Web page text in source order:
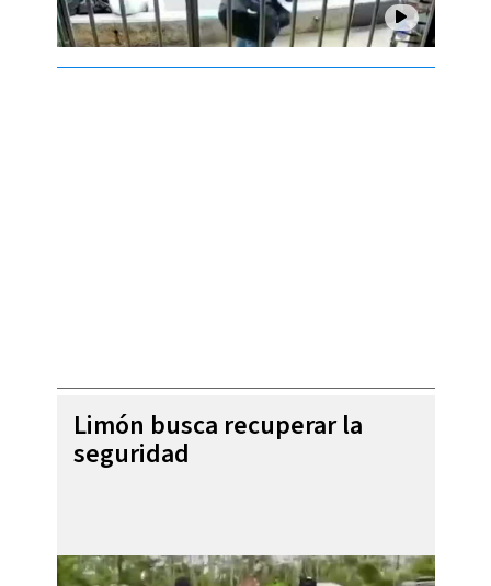
Limón busca recuperar la
seguridad